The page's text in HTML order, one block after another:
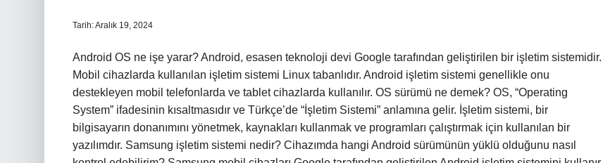
Tarih: Aralık 19, 2024
Android OS ne işe yarar? Android, esasen teknoloji devi Google tarafından geliştirilen bir işletim sistemidir.
Mobil cihazlarda kullanılan işletim sistemi Linux tabanlıdır. Android işletim sistemi genellikle onu
destekleyen mobil telefonlarda ve tablet cihazlarda kullanılır. OS sürümü ne demek? OS, “Operating
System” ifadesinin kısaltmasıdır ve Türkçe’de “İşletim Sistemi” anlamına gelir. İşletim sistemi, bir
bilgisayarın donanımını yönetmek, kaynakları kullanmak ve programları çalıştırmak için kullanılan bir
yazılımdır. Samsung işletim sistemi nedir? Cihazımda hangi Android sürümünün yüklü olduğunu nasıl